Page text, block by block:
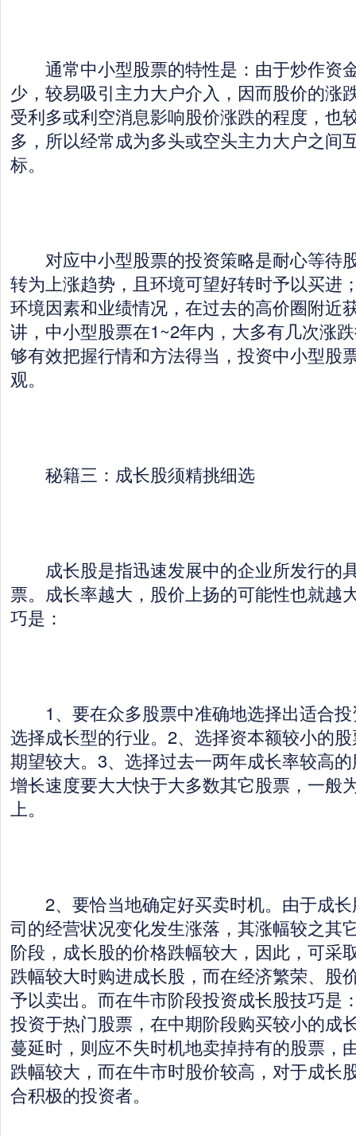
通常中小型股票的特性是：由于炒作资
少，较易吸引主力大户介入，因而股价的涨
受利多或利空消息影响股价涨跌的程度，也
多，所以经常成为多头或空头主力大户之间
标。
对应中小型股票的投资策略是耐心等待
转为上涨趋势，且环境可望好转时予以买进
环境因素和业绩情况，在过去的高价圈附近
讲，中小型股票在1~2年内，大多有几次涨
够有效把握行情和方法得当，投资中小型股
观。
秘籍三：成长股须精挑细选
成长股是指迅速发展中的企业所发行的
票。成长率越大，股价上扬的可能性也就越
巧是：
1、要在众多股票中准确地选择出适合投
选择成长型的行业。2、选择资本额较小的
期望较大。3、选择过去一两年成长率较高
增长速度要大大快于大多数其它股票，一般
上。
2、要恰当地确定好买卖时机。由于成长
司的经营状况变化发生涨落，其涨幅较之其
阶段，成长股的价格跌幅较大，因此，可采
跌幅较大时购进成长股，而在经济繁荣、股
予以卖出。而在牛市阶段投资成长股技巧是
投资于热门股票，在中期阶段购买较小的成
蔓延时，则应不失时机地卖掉持有的股票，
跌幅较大，而在牛市时股价较高，对于成长
合积极的投资者。